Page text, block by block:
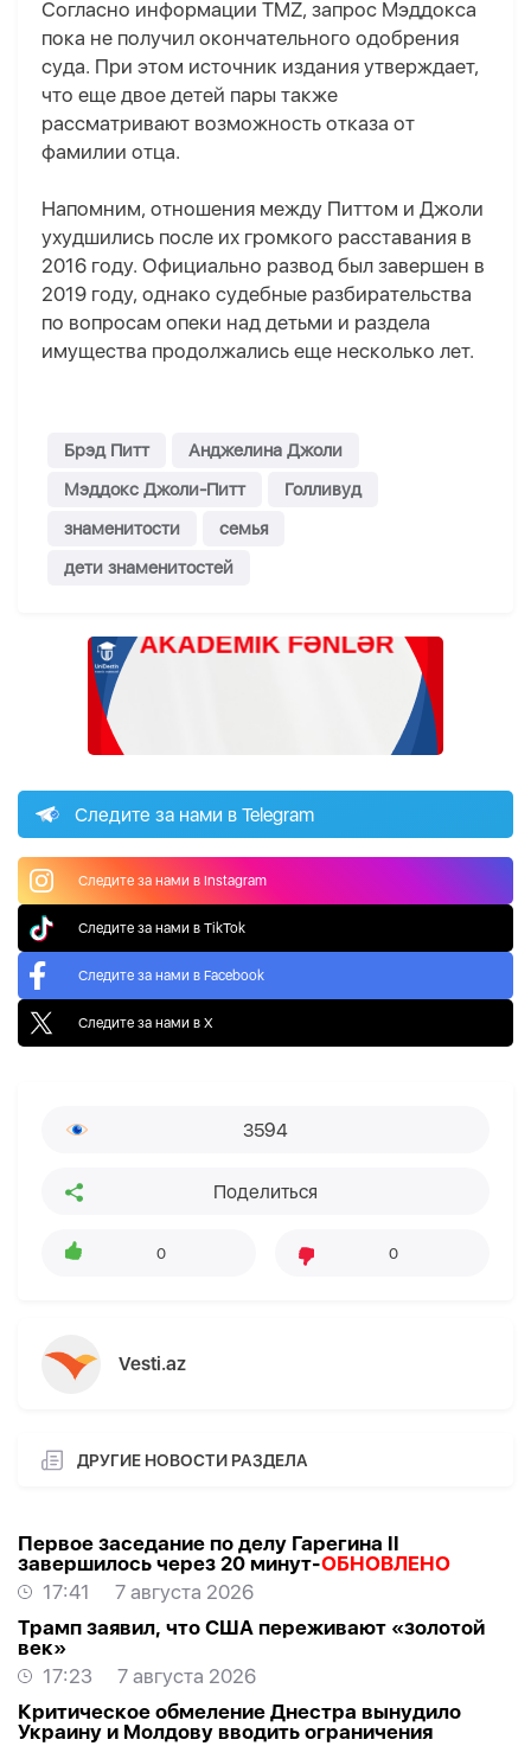
Согласно информации TMZ, запрос Мэддокса
пока не получил окончательного одобрения
суда. При этом источник издания утверждает,
что еще двое детей пары также
рассматривают возможность отказа от
фамилии отца.
Напомним, отношения между Питтом и Джоли
ухудшились после их громкого расставания в
2016 году. Официально развод был завершен в
2019 году, однако судебные разбирательства
по вопросам опеки над детьми и раздела
имущества продолжались еще несколько лет.
Брэд Питт
Анджелина Джоли
Мэддокс Джоли-Питт
Голливуд
знаменитости
семья
дети знаменитостей
Следите за нами в Telegram
Следите за нами в Instagram
Следите за нами в TikTok
Следите за нами в Facebook
Следите за нами в X
3594
Поделиться
0 0
Vesti.az
ДРУГИЕ НОВОСТИ РАЗДЕЛА
Первое заседание по делу Гарегина II
завершилось через 20 минут-ОБНОВЛЕНО
17:41
7 августа 2026
Трамп заявил, что США переживают «золотой
век»
17:23
7 августа 2026
Критическое обмеление Днестра вынудило
Украину и Молдову вводить ограничения